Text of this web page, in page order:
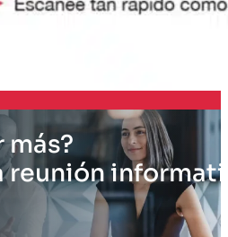
más?
reunión